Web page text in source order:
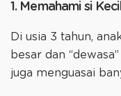
1. Memahami si
Di usia 3 tahun,
besar dan
juga menguasai